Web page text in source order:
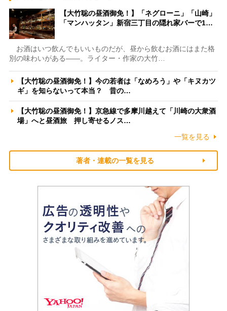
【大竹聡の昼酒御免！】「ネグローニ」「山崎」
「マンハッタン」新宿三丁目の隠れ家バーで1…
お酒はいつ飲んでもいいものだが、昼から飲むお酒にはまた格
別の味わいがある――。ライター・作家の大竹…
【大竹聡の昼酒御免！】今の若者は「なめろう」や「キヌカツ
ギ」を知らないって本当？ 昔の…
【大竹聡の昼酒御免！】京急線で多摩川越えて「川崎の大衆酒
場」へと昼酒旅 押し寄せるノス…
一覧を見る
著者・連載の一覧を見る